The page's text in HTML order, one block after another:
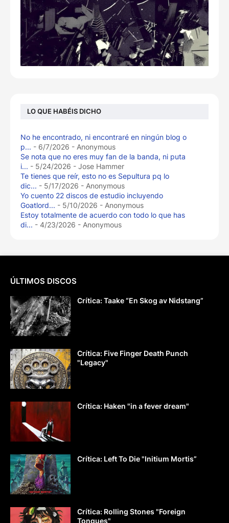
LO QUE HABÉIS DICHO
No he encontrado, ni encontraré en ningún blog o
p... - 6/7/2026 - Anonymous
Se nota que no eres muy fan de la banda, ni puta
i... - 5/24/2026 - Jose Hammer
Te tienes que reír, esto no es Sepultura pq lo
dic... - 5/17/2026 - Anonymous
Yo cuento 22 discos de estudio incluyendo
Goatlord... - 5/10/2026 - Anonymous
Estoy totalmente de acuerdo con todo lo que has
di... - 4/23/2026 - Anonymous
ÚLTIMOS DISCOS
Crítica: Taake “En Skog av Nidstang”
Crítica: Five Finger Death Punch
"Legacy"
Crítica: Haken "in a fever dream"
Crítica: Left To Die "Initium Mortis”
Crítica: Rolling Stones "Foreign
Tongues"